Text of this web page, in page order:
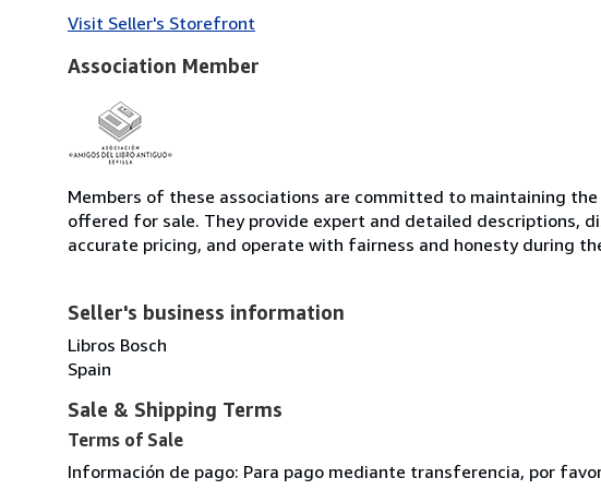
Visit Seller's Storefront
Association Member
Members of these associations are committed to maintaining
offered for sale. They provide expert and detailed descriptions,
accurate pricing, and operate with fairness and honesty during
Seller's business information
Libros Bosch
Spain
Sale & Shipping Terms
Terms of Sale
Información de pago: Para pago mediante transferencia, por